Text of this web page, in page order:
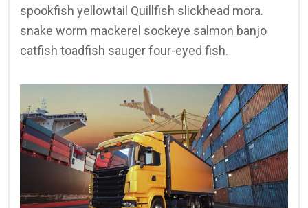
spookfish yellowtail Quillfish slickhead mora.
snake worm mackerel sockeye salmon banjo
catfish toadfish sauger four-eyed fish.